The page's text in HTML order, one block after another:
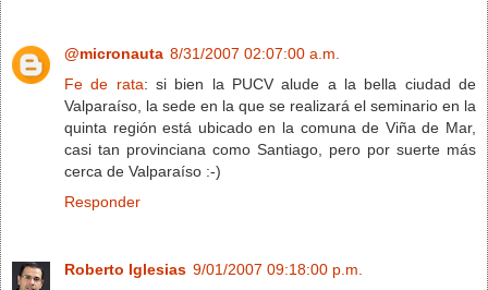
@micronauta 8/31/2007 02:07:00 a.m.
Fe de rata: si bien la PUCV alude a la bella ciudad de
Valparaíso, la sede en la que se realizará el seminario en la
quinta región está ubicado en la comuna de Viña de Mar,
casi tan provinciana como Santiago, pero por suerte más
cerca de Valparaíso :-)
Responder
Roberto Iglesias 9/01/2007 09:18:00 p.m.